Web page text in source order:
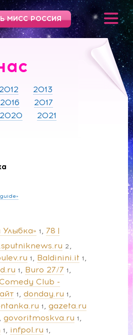
МИСС РОССИЯ
2012
2013
2016
2017
2020
2021
1
78 |
2
1 Baldinini.it 1
1 Buro 27/7 1
Club -
1 donday.ru 1
1 gazeta.ru
govoritmoskva.ru 1
1 infpol.ru 1